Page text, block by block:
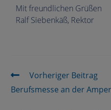
Mit freundlichen Grüßen
Ralf Siebenkäß, Rektor
Vorheriger Beitrag
Berufsmesse an der